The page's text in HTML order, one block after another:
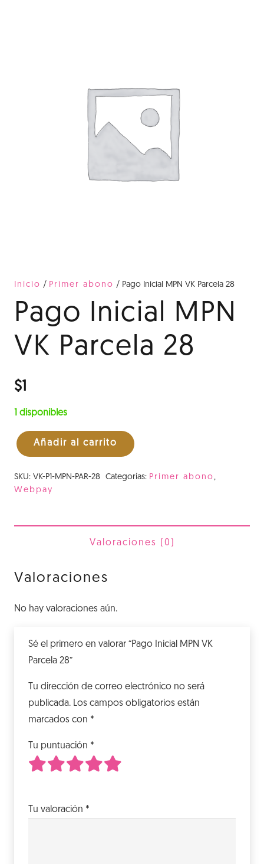
Inicio / Primer abono / Pago Inicial MPN VK Parcela 28
Pago Inicial MPN
VK Parcela 28
$1
1 disponibles
Pago
MPN
Añadir al carrito
SKU: VK-P1-MPN-PAR-28 Categorías: Primer abono,
Webpay
Valoraciones (0)
Valoraciones
No hay valoraciones aún.
Sé el primero en valorar “Pago Inicial MPN VK
Parcela 28”
Tu dirección de correo electrónico no será
publicada. Los campos obligatorios están
marcados con *
Tu puntuación *
Tu valoración *